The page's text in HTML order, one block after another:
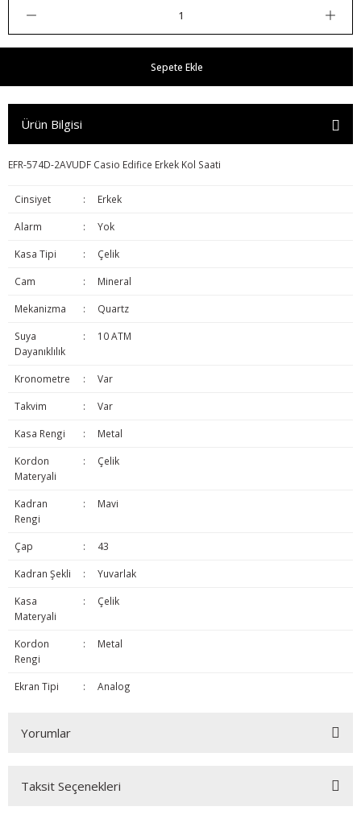
Sepete Ekle
Ürün Bilgisi
EFR-574D-2AVUDF Casio Edifice Erkek Kol Saati
Cinsiyet : Erkek
Alarm : Yok
Kasa Tipi : Çelik
Cam : Mineral
Mekanizma : Quartz
Suya
Dayanıklılık
: 10 ATM
Kronometre : Var
Takvim : Var
Kasa Rengi : Metal
Kordon
Materyali
: Çelik
Kadran
Rengi
: Mavi
Çap : 43
Kadran Şekli : Yuvarlak
Kasa
Materyali
: Çelik
Kordon
Rengi
: Metal
Ekran Tipi : Analog
Yorumlar
Taksit Seçenekleri